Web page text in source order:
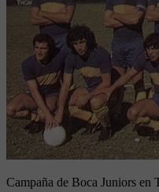
Campaña de Boca Juniors